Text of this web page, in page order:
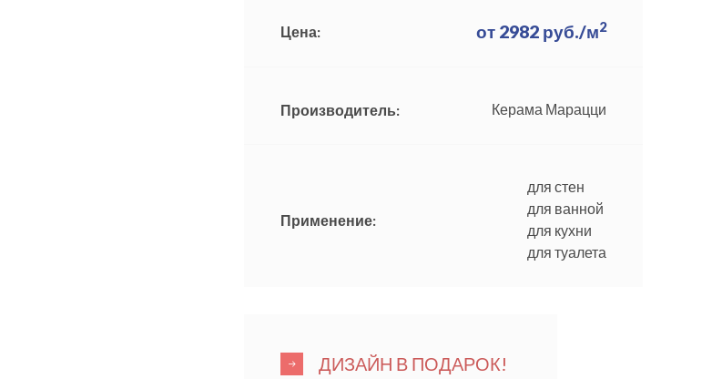
Цена: от 2982 руб./м2
Производитель: Керама Марацци
Применение:
для стен
для ванной
для кухни
для туалета
ДИЗАЙН В ПОДАРОК!